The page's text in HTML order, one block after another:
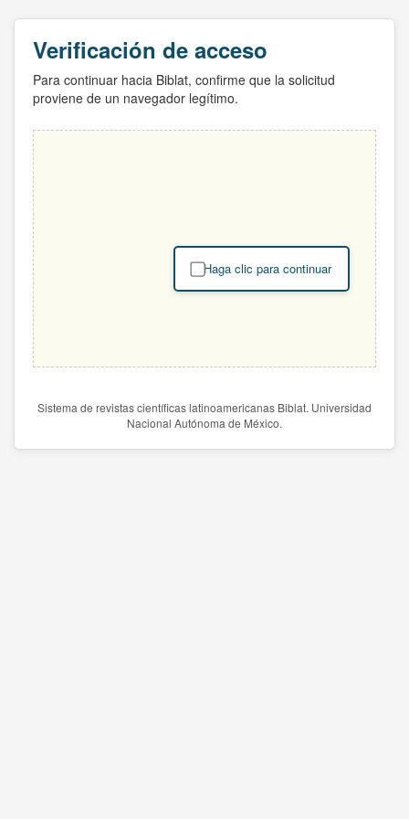
Verificación de acceso
Para continuar hacia Biblat, confirme que la solicitud
proviene de un navegador legítimo.
Haga clic para continuar
Sistema de revistas científicas latinoamericanas Biblat. Universidad
Nacional Autónoma de México.